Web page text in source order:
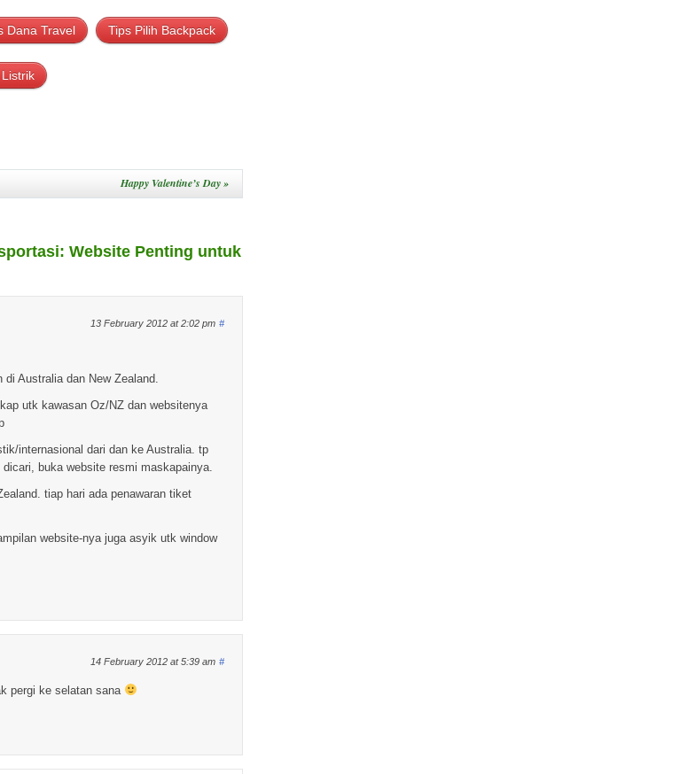
Dana Travel Tips Pilih Backpack
Happy Valentine’s Day»
Website Penting untuk
13 February 2012 at 2:02 pm #
Australia dan New Zealand.
utk kawasan Oz/NZ dan websitenya
internasional dari dan ke Australia. tp
buka website resmi maskapainya.
tiap hari ada penawaran tiket
website-nya juga asyik utk window
14 February 2012 at 5:39 am #
pergi ke selatan sana